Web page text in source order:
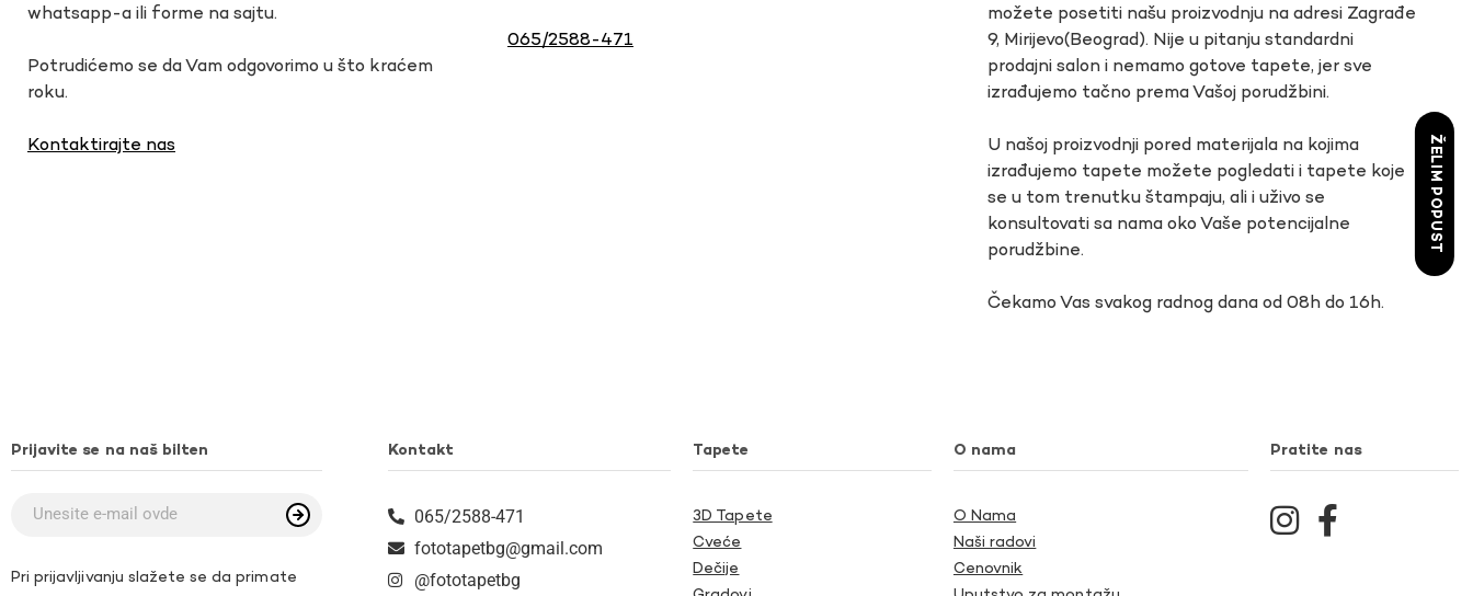
whatsapp-a ili forme na sajtu.
Potrudićemo se da Vam odgovorimo u što kraćem
roku.
Kontaktirajte nas
065/2588-471
možete posetiti našu proizvodnju na adresi Zagrađe
9, Mirijevo(Beograd). Nije u pitanju standardni
prodajni salon i nemamo gotove tapete, jer sve
izrađujemo tačno prema Vašoj porudžbini.
U našoj proizvodnji pored materijala na kojima
izrađujemo tapete možete pogledati i tapete koje
se u tom trenutku štampaju, ali i uživo se
konsultovati sa nama oko Vaše potencijalne
porudžbine.
Čekamo Vas svakog radnog dana od 08h do 16h.
Prijavite se na naš bilten
Pri prijavljivanju slažete se da primate
Kontakt
065/2588-471
fototapetbg@gmail.com
@fototapetbg
Tapete
3D Tapete
Cveće
Dečije
O nama
O Nama
Naši radovi
Cenovnik
Pratite nas
ŽELIM POPUST